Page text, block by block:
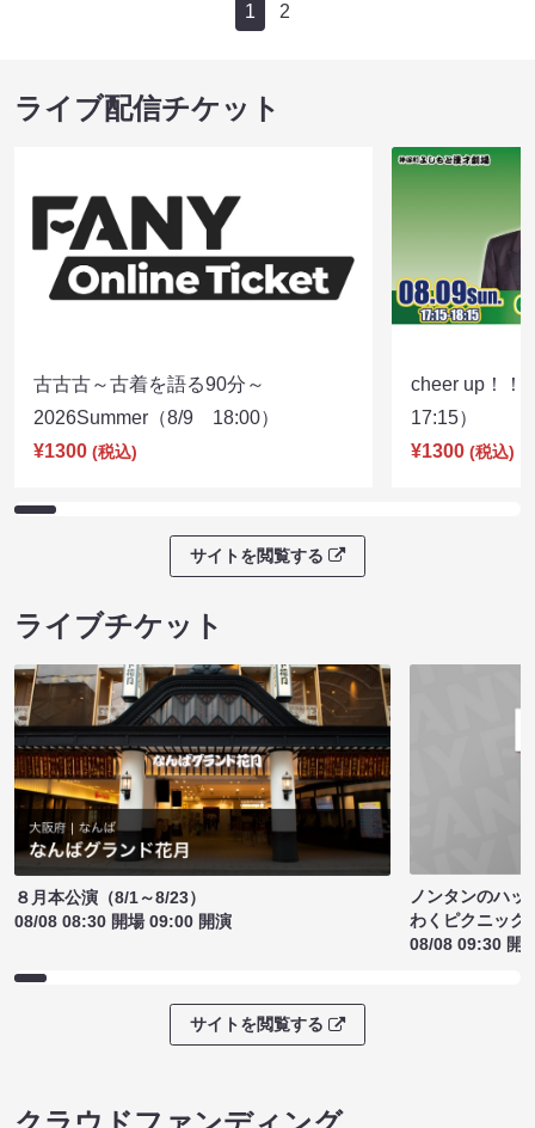
1 2
ライブ配信チケット
古古古～古着を語る90分～
2026Summer（8/9 18:00）
¥1300 (税込)
cheer up！
17:15）
¥1300 (税込)
サイトを閲覧する
ライブチケット
８月本公演（8/1～8/23）
08/08 08:30 開場 09:00 開演
ノンタンのハッ
わくピクニック
08/08 09:30 開
サイトを閲覧する